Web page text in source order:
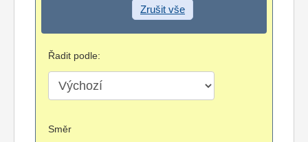
Zrušit vše
Řadit podle:
Směr